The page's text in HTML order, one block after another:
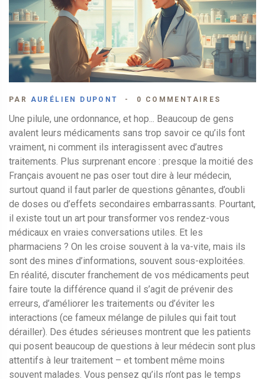
PAR AURÉLIEN DUPONT 0 COMMENTAIRES
Une pilule, une ordonnance, et hop... Beaucoup de gens
avalent leurs médicaments sans trop savoir ce qu’ils font
vraiment, ni comment ils interagissent avec d’autres
traitements. Plus surprenant encore : presque la moitié des
Français avouent ne pas oser tout dire à leur médecin,
surtout quand il faut parler de questions gênantes, d’oubli
de doses ou d’effets secondaires embarrassants. Pourtant,
il existe tout un art pour transformer vos rendez-vous
médicaux en vraies conversations utiles. Et les
pharmaciens ? On les croise souvent à la va-vite, mais ils
sont des mines d’informations, souvent sous-exploitées.
En réalité, discuter franchement de vos médicaments peut
faire toute la différence quand il s’agit de prévenir des
erreurs, d’améliorer les traitements ou d’éviter les
interactions (ce fameux mélange de pilules qui fait tout
dérailler). Des études sérieuses montrent que les patients
qui posent beaucoup de questions à leur médecin sont plus
attentifs à leur traitement – et tombent même moins
souvent malades. Vous pensez qu’ils n’ont pas le temps